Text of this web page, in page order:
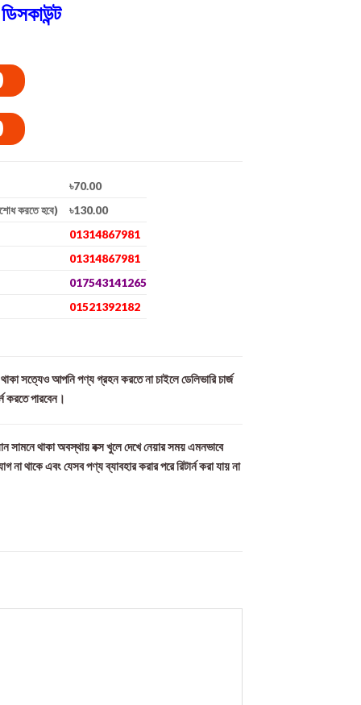
৳70.00
করতে হবে)
৳130.00
01314867981
01314867981
017543141265
01521392182
সত্যেও আপনি পণ্য গ্রহন করতে না চাইলে ডেলিভারি চার্জ
করতে পারবেন।
সামনে থাকা অবস্থায় বক্স খুলে দেখে নেয়ার সময় এমনভাবে
না থাকে এবং যেসব পণ্য ব্যাবহার করার পরে রিটার্ন করা যায় না